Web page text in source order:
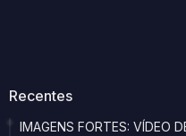
Recentes
IMAGENS FORTES: VÍDEO